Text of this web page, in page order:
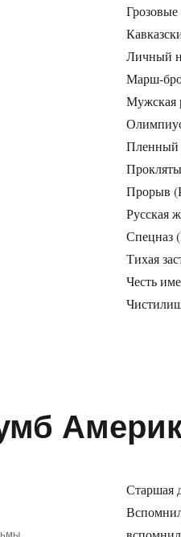
Грозовые
Личный
Марш-
Мужская
Пленный
Прорыв
Русская
Спецназ
Тихая
Честь
Старшая